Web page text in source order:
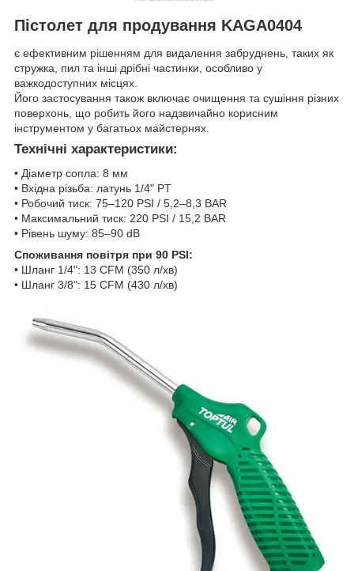
Пістолет для продування KAGA0404
є ефективним рішенням для видалення забруднень, таких як
стружка, пил та інші дрібні частинки, особливо у
важкодоступних місцях.
Його застосування також включає очищення та сушіння різних
поверхонь, що робить його надзвичайно корисним
інструментом у багатьох майстернях.
Технічні характеристики:
• Діаметр сопла: 8 мм
• Вхідна різьба: латунь 1/4" PT
• Робочий тиск: 75–120 PSI / 5,2–8,3 BAR
• Максимальний тиск: 220 PSI / 15,2 BAR
• Рівень шуму: 85–90 dB
Споживання повітря при 90 PSI:
• Шланг 1/4": 13 CFM (350 л/хв)
• Шланг 3/8": 15 CFM (430 л/хв)